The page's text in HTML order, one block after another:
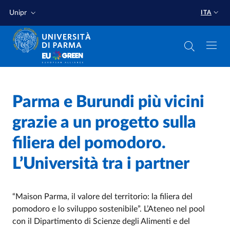
Unipr ITA
Home /
Cerca una notizia
/
Parma e Burundi più vicini
grazie a un progetto sulla
filiera del pomodoro.
L’Università tra i partner
“Maison Parma, il valore del territorio: la filiera del
pomodoro e lo sviluppo sostenibile”. L’Ateneo nel pool
con il Dipartimento di Scienze degli Alimenti e del